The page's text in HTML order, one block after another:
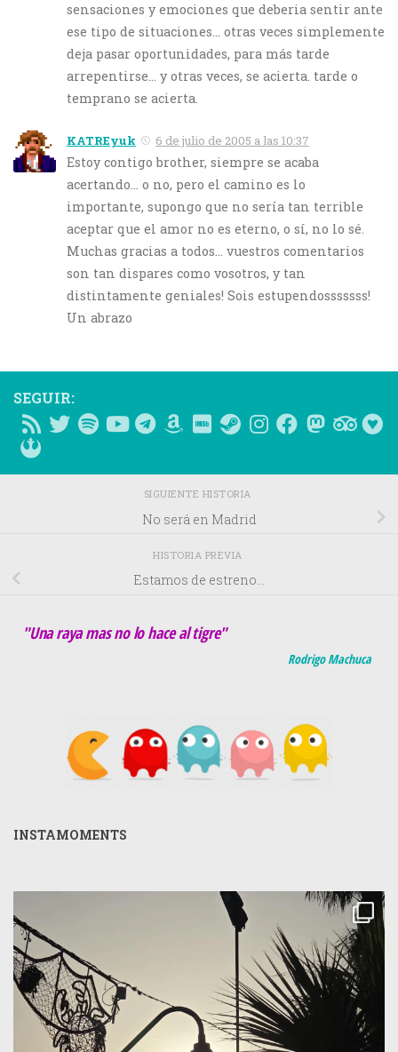
sensaciones y emociones que deberia sentir ante
ese tipo de situaciones… otras veces simplemente
deja pasar oportunidades, para más tarde
arrepentirse… y otras veces, se acierta. tarde o
temprano se acierta.
KATREyuk 6 de julio de 2005 a las 10:37
Estoy contigo brother, siempre se acaba
acertando… o no, pero el camino es lo
importante, supongo que no sería tan terrible
aceptar que el amor no es eterno, o sí, no lo sé.
Muchas gracias a todos… vuestros comentarios
son tan dispares como vosotros, y tan
distintamente geniales! Sois estupendosssssss!
Un abrazo
SEGUIR:
SIGUIENTE HISTORIA
No será en Madrid
HISTORIA PREVIA
Estamos de estreno…
"Una raya mas no lo hace al tigre"
Rodrigo Machuca
INSTAMOMENTS